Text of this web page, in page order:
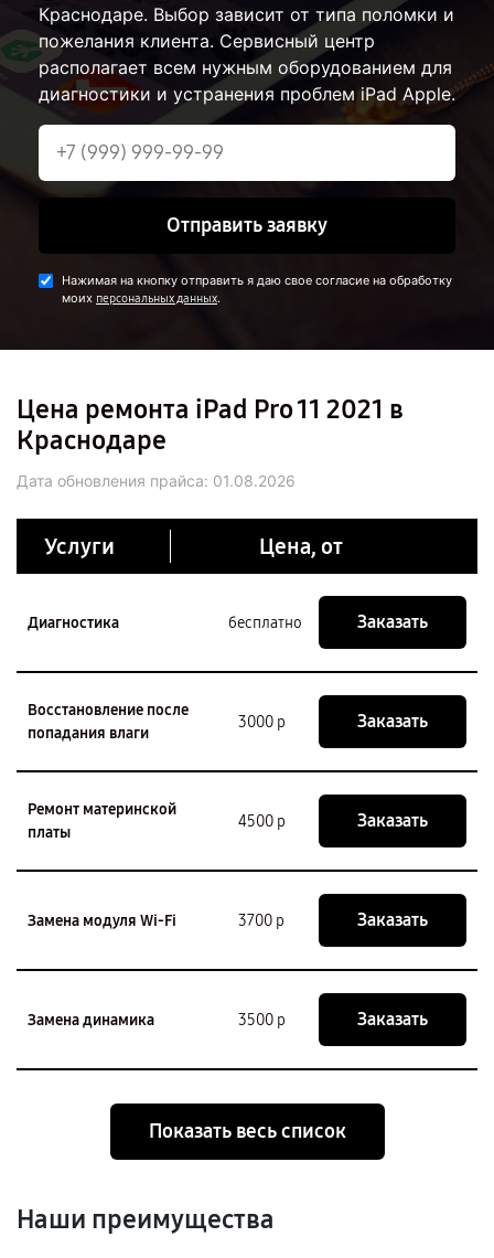
Краснодаре. Выбор зависит от типа поломки и
пожелания клиента. Сервисный центр
располагает всем нужным оборудованием для
диагностики и устранения проблем iPad Apple.
Отправить заявку
Нажимая на кнопку отправить я даю свое согласие на обработку
моих персональных данных.
Цена ремонта iPad Pro 11 2021 в
Краснодаре
Дата обновления прайса: 01.08.2026
Услуги Цена, от
Диагностика бесплатно Заказать
Восстановление после
попадания влаги
3000 р Заказать
Ремонт материнской
платы
4500 р Заказать
Замена модуля Wi-Fi 3700 р Заказать
Замена динамика 3500 р Заказать
Показать весь список
Наши преимущества